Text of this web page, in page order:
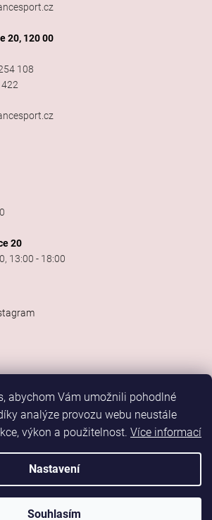
abychom Vám umožnili pohodlné
analýze provozu webu neustále
výkon a použitelnost. Více informací
Nastavení
Souhlasím
20, 120 00
108
20
13:00 - 18:00
Vytvořil Shoptet
Dance Sport . Všechna práva vyhrazena.
nastavení cookiesMarketing